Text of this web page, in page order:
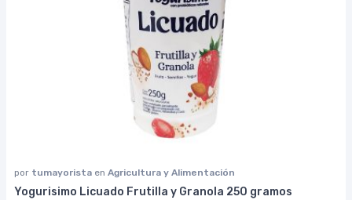
por tumayorista en Agricultura y Alimentación
Yogurisimo Licuado Frutilla y Granola 250 gramos